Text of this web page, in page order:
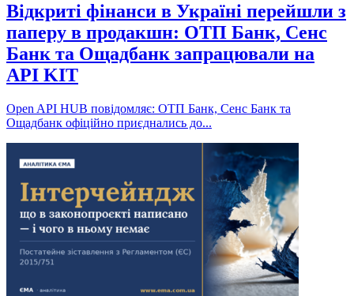
Відкриті фінанси в Україні перейшли з
паперу в продакшн: ОТП Банк, Сенс
Банк та Ощадбанк запрацювали на
API KIT
Open API HUB повідомляє: ОТП Банк, Сенс Банк та
Ощадбанк офіційно приєднались до...